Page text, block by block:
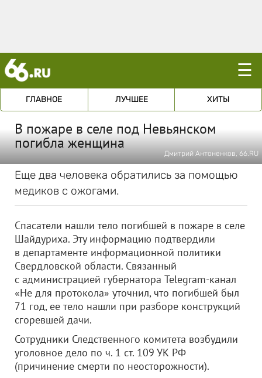
☰
ГЛАВНОЕ ЛУЧШЕЕ ХИТЫ
В пожаре в селе под Невьянском
погибла женщина
Дмитрий Антоненков, 66.RU
Еще два человека обратились за помощью
медиков с ожогами.
Спасатели нашли тело погибшей в пожаре в селе
Шайдуриха. Эту информацию подтвердили
в департаменте информационной политики
Свердловской области. Связанный
с администрацией губернатора Telegram-канал
«Не для протокола» уточнил, что погибшей был
71 год, ее тело нашли при разборе конструкций
сгоревшей дачи.
Сотрудники Следственного комитета возбудили
уголовное дело по ч. 1 ст. 109 УК РФ
(причинение смерти по неосторожности).